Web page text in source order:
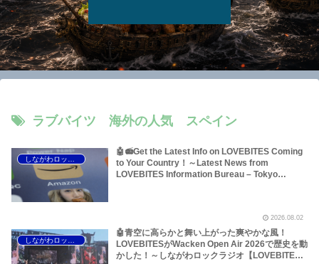
ラブバイツ 海外の人気 スペイン
🤖📻Get the Latest Info on LOVEBITES Coming
to Your Country！～Latest News from
LOVEBITES Information Bureau – Tokyo
2026.08.02
しながわロックラジオ
🤖青空に高らかと舞い上がった爽やかな風！
LOVEBITESがWacken Open Air 2026で歴史を動
かした！～しながわロックラジオ【LOVEBITES